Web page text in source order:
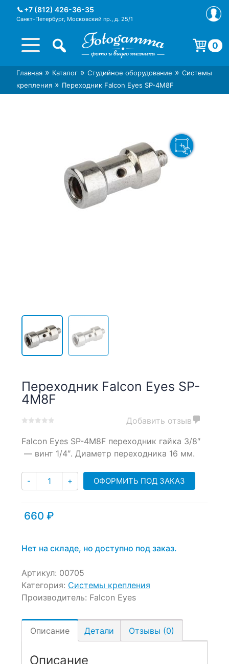
+7 (812) 426-36-35
Санкт-Петербург, Московский пр., д. 25/1
Интернет-магазин фототехники
Foto-Gamma в СПб
Магазин фотоаксессуаров foto-
gamma.ru
0
Корзина пуста.
Главная » Каталог » Студийное оборудование » Системы
крепления » Переходник Falcon Eyes SP-4M8F
Переходник Falcon Eyes SP-
4M8F
out
ratings
Добавить отзыв
Falcon Eyes SP-4M8F переходник гайка 3/8″
— винт 1/4″. Диаметр переходника 16 мм.
- Количество
+ ОФОРМИТЬ ПОД ЗАКАЗ
660 ₽
Нет на складе, но доступно под заказ.
Артикул: 00705
Категория: Системы крепления
Производитель: Falcon Eyes
Описание Детали Отзывы (0)
Описание